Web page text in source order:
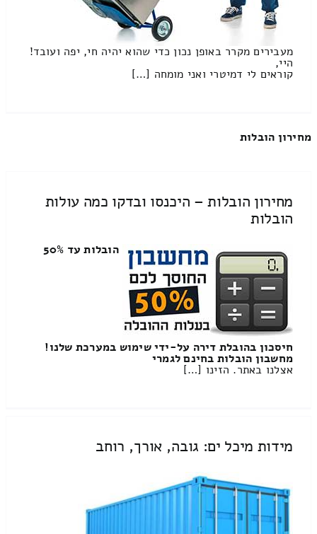
מעבירים מקרר באופן נכון כדי שהוא יהיה חי, יפה ועובד!
היי,
קוראים לי דמיטרי ואני מומחה […]
מחירון הובלות
מחירון הובלות – היכנסו ובדקו כמה עולות
הובלות
הובלות עד 50%
חיסכון בהובלת דירה על-ידי שימוש במערכת שלנו!
מחשבון הובלות בחינם לגמרי
אצלנו באתר. הזינו […]
מידות מיכל ים: גובה, אורך, רוחב